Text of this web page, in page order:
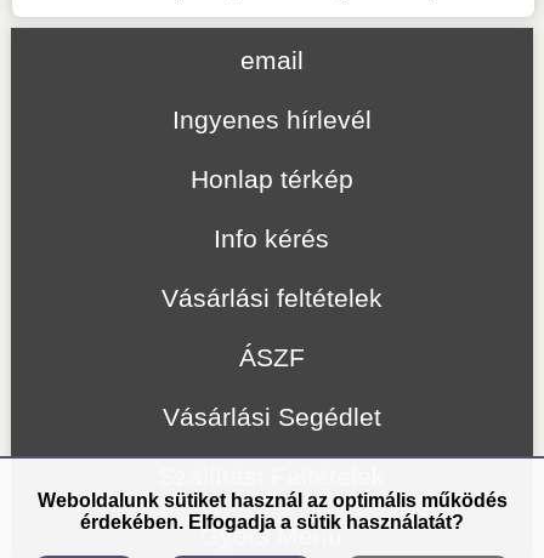
email
Ingyenes hírlevél
Honlap térkép
Info kérés
Vásárlási feltételek
ÁSZF
Vásárlási Segédlet
Gyors Menü
Weboldalunk sütiket használ az optimális működés
érdekében. Elfogadja a sütik használatát?